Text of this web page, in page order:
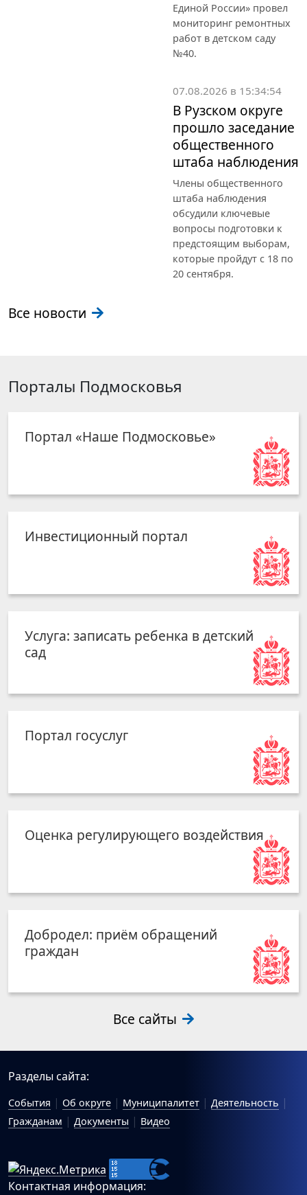
Единой России» провел
мониторинг ремонтных
работ в детском саду
№40.
07.08.2026 в 15:34:54
В Рузском округе
прошло заседание
общественного
штаба наблюдения
Члены общественного
штаба наблюдения
обсудили ключевые
вопросы подготовки к
предстоящим выборам,
которые пройдут с 18 по
20 сентября.
Все новости
Порталы Подмосковья
Портал «Наше Подмосковье»
Инвестиционный портал
Услуга: записать ребенка в детский
сад
Портал госуслуг
Оценка регулирующего воздействия
Добродел: приём обращений
граждан
Все сайты
Разделы сайта:
События Об округе Муниципалитет
Деятельность
Гражданам
Документы Видео
Контактная информация: